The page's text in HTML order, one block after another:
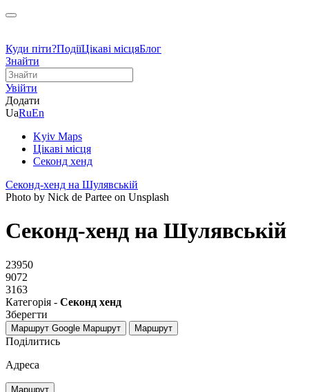
Куди піти?ПодіїЦікаві місцяБлог
Знайти
Увійти
Додати
UaRuEn
Kyiv Maps
Цікаві місця
Cеконд хенд
Секонд-хенд на Шулявській
Photo by Nick de Partee on Unsplash
Секонд-хенд на Шулявській
23950
9072
3163
Категорія - Cеконд хенд
Зберегти
Маршрут Google Маршрут Маршрут
Поділитись
Адреса
Маршрут